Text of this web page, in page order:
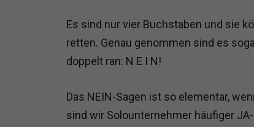
Es sind nur vier Buchstaben und sie
retten. Genau genommen sind es
doppelt ran: N E I N!
Das NEIN-Sagen ist so elementar,
sind wir Solounternehmer häufiger